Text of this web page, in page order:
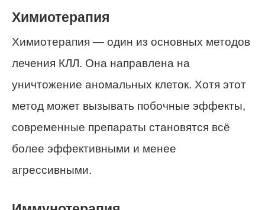
Химиотерапия
Химиотерапия — один из основных методов
лечения КЛЛ. Она направлена на
уничтожение аномальных клеток. Хотя этот
метод может вызывать побочные эффекты,
современные препараты становятся всё
более эффективными и менее
агрессивными.